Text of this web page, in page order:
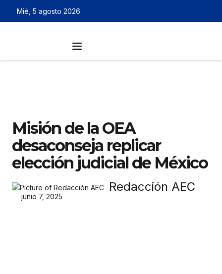
Mié, 5 agosto 2026
Misión de la OEA
desaconseja replicar
elección judicial de México
Redacción AEC
junio 7, 2025